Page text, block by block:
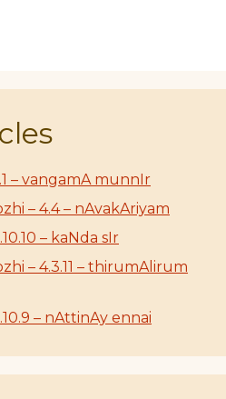
– vangamA munnIr
– 4.4 – nAvakAriyam
– kaNda sIr
– 4.3.11 – thirumAlirum
– nAttinAy ennai